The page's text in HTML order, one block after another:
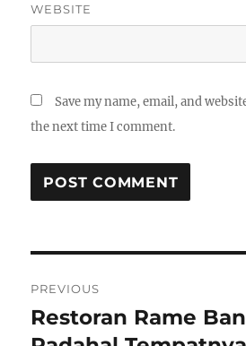
WEBSITE
Save my name, email, and
the next time I comment.
navigation
PREVIOUS
Previous
post:
Restoran Rame